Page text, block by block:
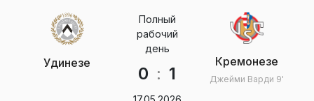
Удинезе
Полный
рабочий
день
0 : 1
Кремонезе
Джейми Варди 9'